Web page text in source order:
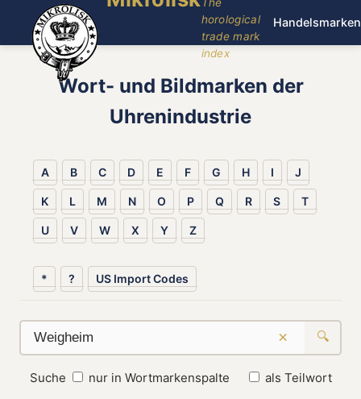
horological
trade mark
index
Handelsmarken
Wort- und Bildmarken der
Uhrenindustrie
A B C D E F G H I J
K L M N O P Q R S T
U V W X Y Z
* ? US Import Codes
× 🔍
Suche nur in Wortmarkenspalte als Teilwort